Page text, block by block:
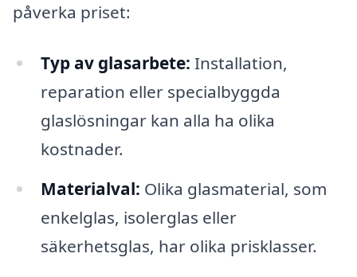
påverka priset:
Typ av glasarbete: Installation,
reparation eller specialbyggda
glaslösningar kan alla ha olika
kostnader.
Materialval: Olika glasmaterial, som
enkelglas, isolerglas eller
säkerhetsglas, har olika prisklasser.